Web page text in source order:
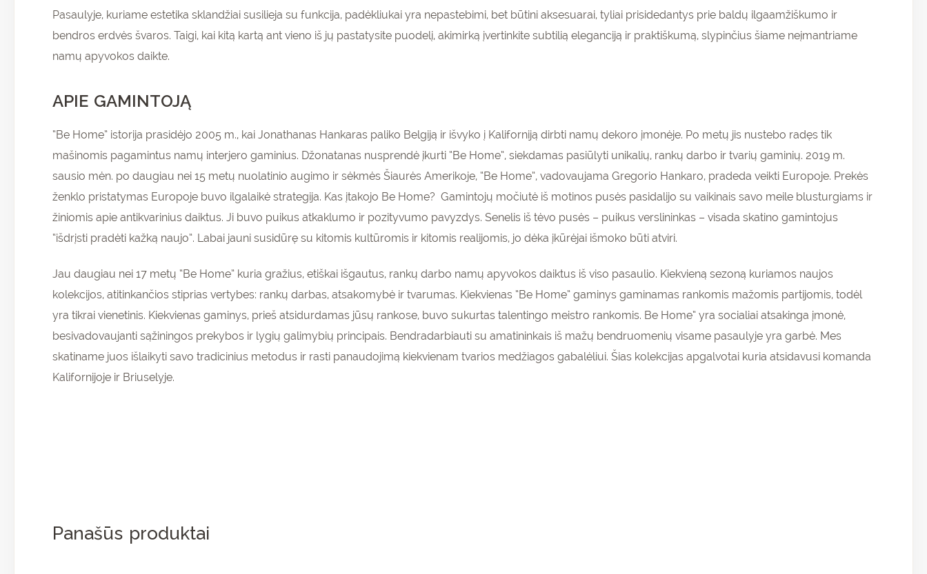
Pasaulyje, kuriame estetika sklandžiai susilieja su funkcija, padėkliukai yra nepastebimi, bet būtini aksesuarai, tyliai prisidedantys prie baldų ilgaamžiškumo ir
bendros erdvės švaros. Taigi, kai kitą kartą ant vieno iš jų pastatysite puodelį, akimirką įvertinkite subtilią eleganciją ir praktiškumą, slypinčius šiame neįmantriame
namų apyvokos daikte.
APIE GAMINTOJĄ
“Be Home” istorija prasidėjo 2005 m., kai Jonathanas Hankaras paliko Belgiją ir išvyko į Kaliforniją dirbti namų dekoro įmonėje. Po metų jis nustebo radęs tik
mašinomis pagamintus namų interjero gaminius. Džonatanas nusprendė įkurti “Be Home”, siekdamas pasiūlyti unikalių, rankų darbo ir tvarių gaminių. 2019 m.
sausio mėn. po daugiau nei 15 metų nuolatinio augimo ir sėkmės Šiaurės Amerikoje, “Be Home”, vadovaujama Gregorio Hankaro, pradeda veikti Europoje. Prekės
ženklo pristatymas Europoje buvo ilgalaikė strategija. Kas įtakojo Be Home? Gamintojų močiutė iš motinos pusės pasidalijo su vaikinais savo meile blusturgiams ir
žiniomis apie antikvarinius daiktus. Ji buvo puikus atkaklumo ir pozityvumo pavyzdys. Senelis iš tėvo pusės – puikus verslininkas – visada skatino gamintojus
“išdrįsti pradėti kažką naujo”. Labai jauni susidūrę su kitomis kultūromis ir kitomis realijomis, jo dėka įkūrėjai išmoko būti atviri.
Jau daugiau nei 17 metų “Be Home” kuria gražius, etiškai išgautus, rankų darbo namų apyvokos daiktus iš viso pasaulio. Kiekvieną sezoną kuriamos naujos
kolekcijos, atitinkančios stiprias vertybes: rankų darbas, atsakomybė ir tvarumas. Kiekvienas “Be Home” gaminys gaminamas rankomis mažomis partijomis, todėl
yra tikrai vienetinis. Kiekvienas gaminys, prieš atsidurdamas jūsų rankose, buvo sukurtas talentingo meistro rankomis. Be Home” yra socialiai atsakinga įmonė,
besivadovaujanti sąžiningos prekybos ir lygių galimybių principais. Bendradarbiauti su amatininkais iš mažų bendruomenių visame pasaulyje yra garbė. Mes
skatiname juos išlaikyti savo tradicinius metodus ir rasti panaudojimą kiekvienam tvarios medžiagos gabalėliui. Šias kolekcijas apgalvotai kuria atsidavusi komanda
Kalifornijoje ir Briuselyje.
Panašūs produktai